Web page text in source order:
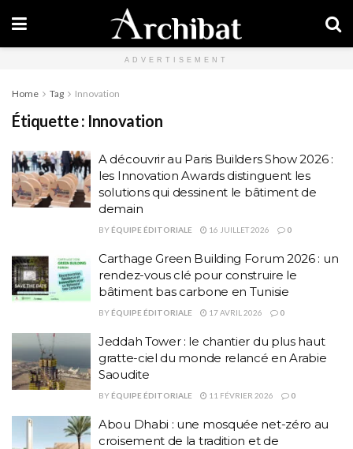
ADVERTISEMENT
Home Tag Innovation
Étiquette : Innovation
A découvrir au Paris Builders Show 2026 :
les Innovation Awards distinguent les
solutions qui dessinent le bâtiment de
demain
BY ÉQUIPE ÉDITORIALE 16 JUILLET 2026 0
Carthage Green Building Forum 2026 : un
rendez-vous clé pour construire le
bâtiment bas carbone en Tunisie
BY ÉQUIPE ÉDITORIALE 17 AVRIL 2026 0
Jeddah Tower : le chantier du plus haut
gratte-ciel du monde relancé en Arabie
Saoudite
BY ÉQUIPE ÉDITORIALE 11 FÉVRIER 2026 0
Abou Dhabi : une mosquée net-zéro au
croisement de la tradition et de